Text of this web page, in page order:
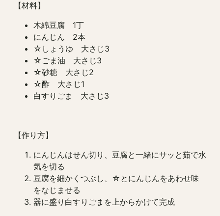
【材料】
木綿豆腐 1丁
にんじん 2本
☆しょうゆ 大さじ3
☆ごま油 大さじ3
☆砂糖 大さじ2
☆酢 大さじ1
白すりごま 大さじ3
【作り方】
にんじんはせん切り、豆腐と一緒にサッと茹で水
気を切る
豆腐を細かくつぶし、☆とにんじんをあわせ味
をなじませる
器に盛り白すりごまを上からかけて完成